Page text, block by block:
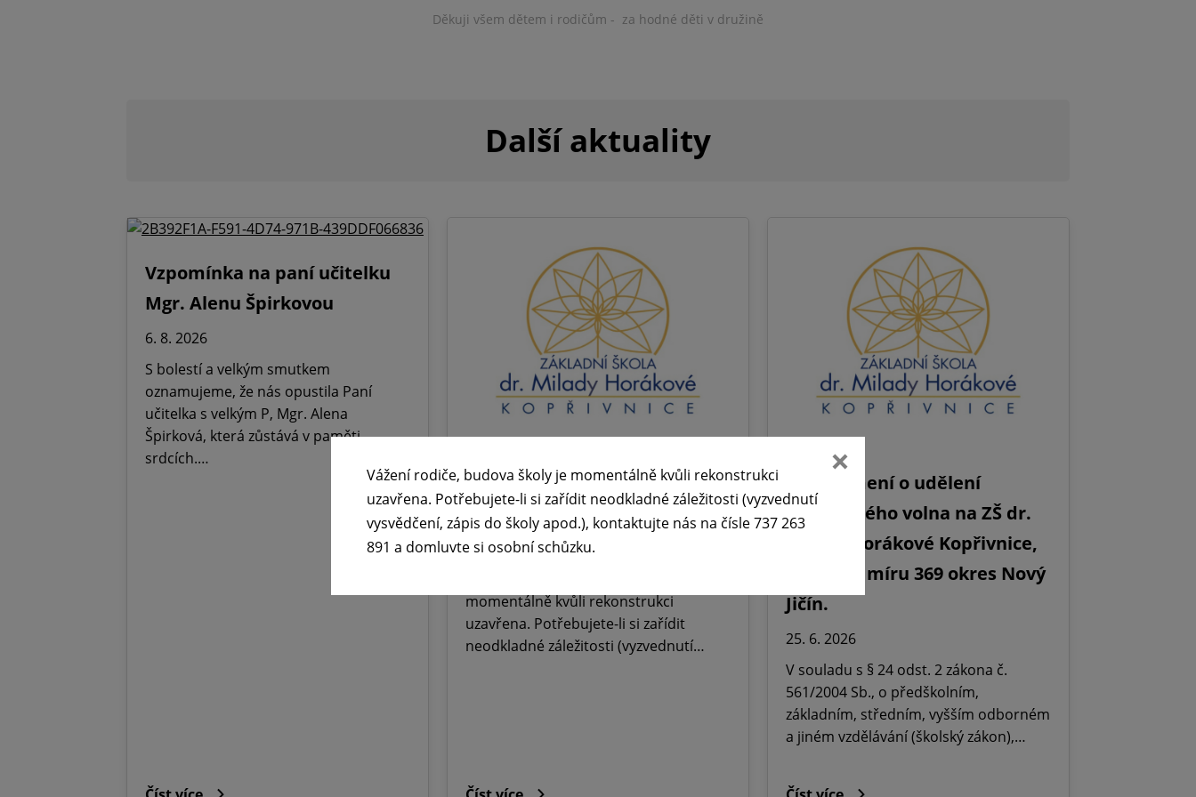
Děkuji všem dětem i rodičům - za hodné děti v družině
Další aktuality
Vzpomínka na paní učitelku
Mgr. Alenu Špirkovou
6. 8. 2026
S bolestí a velkým smutkem
oznamujeme, že nás opustila Paní
učitelka s velkým P, Mgr. Alena
Špirková, která zůstává v paměti,
srdcích.…
🕧 Úřední dny v době letních
prázdnin ☀️
29. 6. 2026
momentálně kvůli rekonstrukci
uzavřena. Potřebujete-li si zařídit
neodkladné záležitosti (vyzvednutí…
🪧Oznámení o udělení
ředitelského volna na ZŠ dr.
Milady Horákové Kopřivnice,
Obránců míru 369 okres Nový
Jičín.
25. 6. 2026
V souladu s § 24 odst. 2 zákona č.
561/2004 Sb., o předškolním,
základním, středním, vyšším odborném
a jiném vzdělávání (školský zákon),…
Vážení rodiče, budova školy je momentálně kvůli rekonstrukci
uzavřena. Potřebujete-li si zařídit neodkladné záležitosti (vyzvednutí
vysvědčení, zápis do školy apod.), kontaktujte nás na čísle 737 263
891 a domluvte si osobní schůzku.